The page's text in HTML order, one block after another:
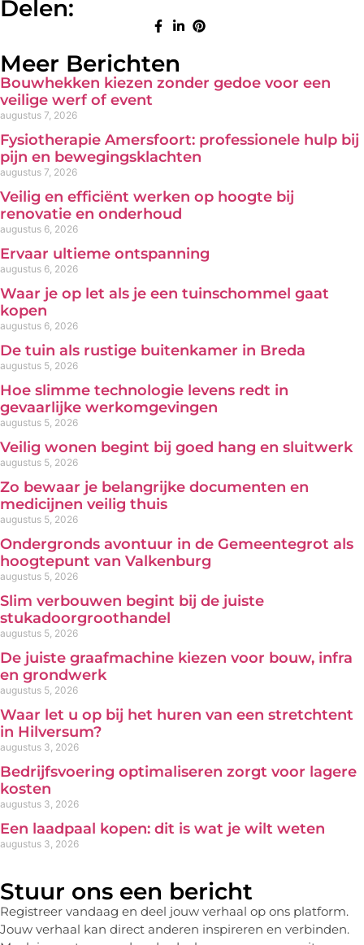
Delen:
Meer Berichten
Bouwhekken kiezen zonder gedoe voor een
veilige werf of event
augustus 7, 2026
Fysiotherapie Amersfoort: professionele hulp bij
pijn en bewegingsklachten
augustus 7, 2026
Veilig en efficiënt werken op hoogte bij
renovatie en onderhoud
augustus 6, 2026
Ervaar ultieme ontspanning
augustus 6, 2026
Waar je op let als je een tuinschommel gaat
kopen
augustus 6, 2026
De tuin als rustige buitenkamer in Breda
augustus 5, 2026
Hoe slimme technologie levens redt in
gevaarlijke werkomgevingen
augustus 5, 2026
Veilig wonen begint bij goed hang en sluitwerk
augustus 5, 2026
Zo bewaar je belangrijke documenten en
medicijnen veilig thuis
augustus 5, 2026
Ondergronds avontuur in de Gemeentegrot als
hoogtepunt van Valkenburg
augustus 5, 2026
Slim verbouwen begint bij de juiste
stukadoorgroothandel
augustus 5, 2026
De juiste graafmachine kiezen voor bouw, infra
en grondwerk
augustus 5, 2026
Waar let u op bij het huren van een stretchtent
in Hilversum?
augustus 3, 2026
Bedrijfsvoering optimaliseren zorgt voor lagere
kosten
augustus 3, 2026
Een laadpaal kopen: dit is wat je wilt weten
augustus 3, 2026
Stuur ons een bericht
Registreer vandaag en deel jouw verhaal op ons platform.
Jouw verhaal kan direct anderen inspireren en verbinden.